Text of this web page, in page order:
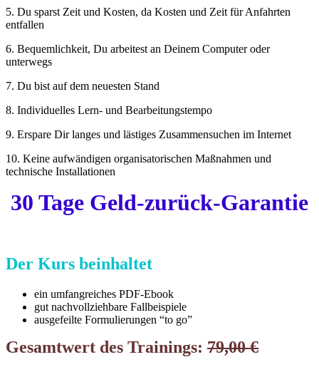
5. Du sparst Zeit und Kosten, da Kosten und Zeit für Anfahrten
entfallen
6. Bequemlichkeit, Du arbeitest an Deinem Computer oder
unterwegs
7. Du bist auf dem neuesten Stand
8. Individuelles Lern- und Bearbeitungstempo
9. Erspare Dir langes und lästiges Zusammensuchen im Internet
10. Keine aufwändigen organisatorischen Maßnahmen und
technische Installationen
30 Tage Geld-zurück-Garantie
Der Kurs beinhaltet
ein umfangreiches PDF-Ebook
gut nachvollziehbare Fallbeispiele
ausgefeilte Formulierungen “to go”
Gesamtwert des Trainings: 79,00 €